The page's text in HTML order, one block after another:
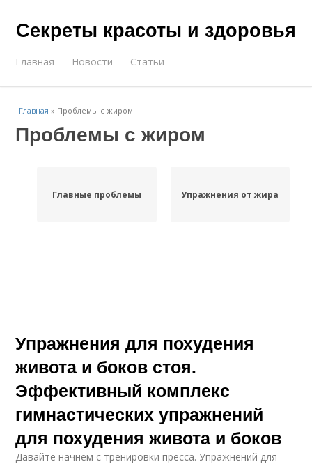
Секреты красоты и здоровья
Главная Новости Статьи
Главная » Проблемы с жиром
Проблемы с жиром
Главные проблемы Упражнения от жира
Упражнения для похудения
живота и боков стоя.
Эффективный комплекс
гимнастических упражнений
для похудения живота и боков
Давайте начнём с тренировки пресса. Упражнений для